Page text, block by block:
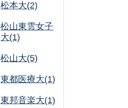
松本大(2)
松山東雲女子
大(1)
松山大(5)
東都医療大(1)
東邦音楽大(1)